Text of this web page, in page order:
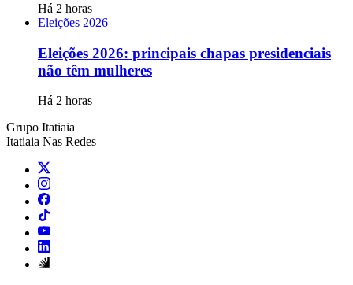
Há 2 horas
Eleições 2026
Eleições 2026: principais chapas presidenciais
não têm mulheres
Há 2 horas
Grupo Itatiaia
Itatiaia Nas Redes